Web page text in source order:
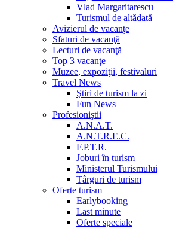
Vlad Margaritarescu
Turismul de altădată
Avizierul de vacanţe
Sfaturi de vacanţă
Lecturi de vacanţă
Top 3 vacanţe
Muzee, expoziţii, festivaluri
Travel News
Ştiri de turism la zi
Fun News
Profesioniştii
A.N.A.T.
A.N.T.R.E.C.
F.P.T.R.
Joburi în turism
Ministerul Turismului
Târguri de turism
Oferte turism
Earlybooking
Last minute
Oferte speciale